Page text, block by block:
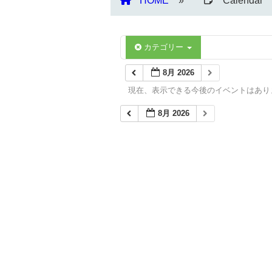
カテゴリー
8月 2026
現在、表示できる今後のイベントはあ
8月 2026